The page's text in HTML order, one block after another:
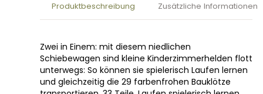
Produktbeschreibung Zusätzliche Informationen
Zwei in Einem: mit diesem niedlichen
Schiebewagen sind kleine Kinderzimmerhelden flott
unterwegs: So können sie spielerisch Laufen lernen
und gleichzeitig die 29 farbenfrohen Bauklötze